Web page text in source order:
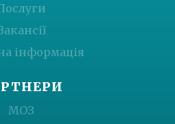
інформація
МОЗ